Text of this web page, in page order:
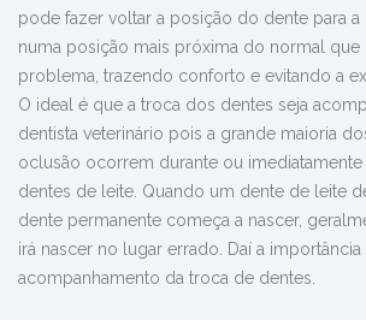
pode fazer voltar a posição do dente para
numa posição mais próxima do normal que
problema, trazendo conforto e evitando a
O ideal é que a troca dos dentes seja
dentista veterinário pois a grande maioria
oclusão ocorrem durante ou
dentes de leite. Quando um dente de leite
dente permanente começa a nascer,
irá nascer no lugar errado. Daí a importância
acompanhamento da troca de dentes.